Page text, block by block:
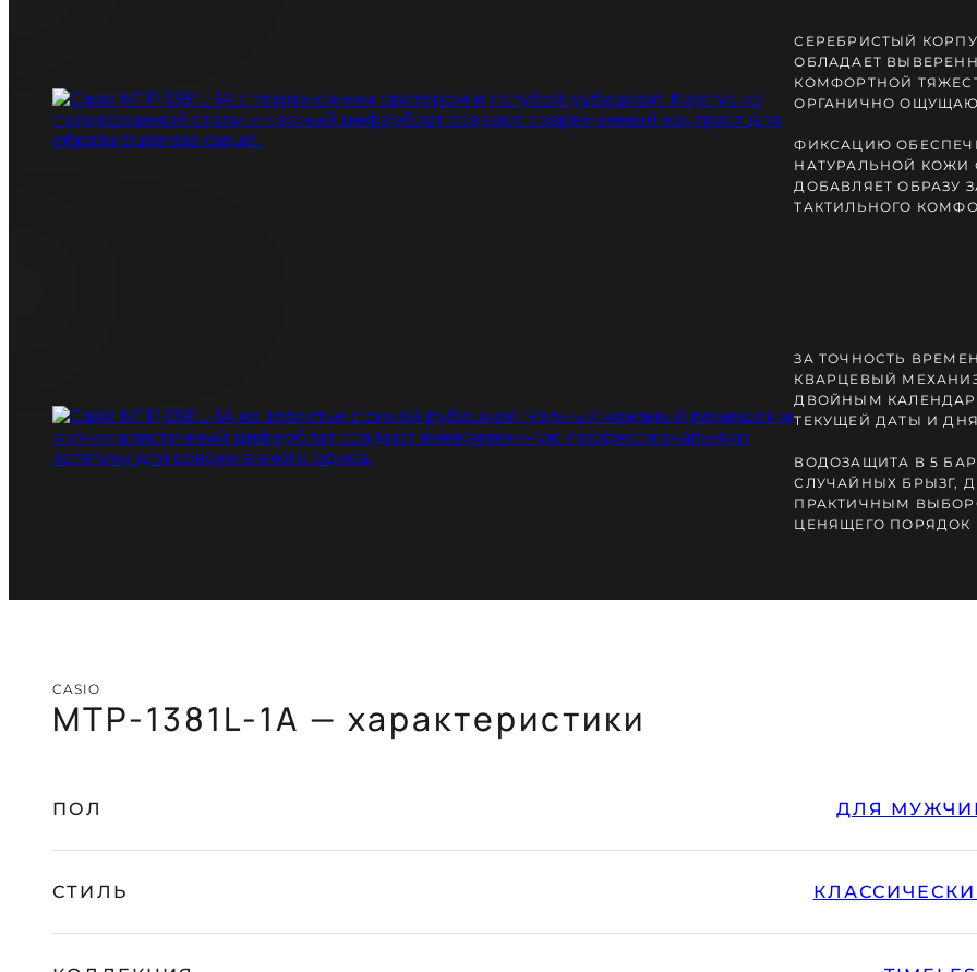
СЕРЕБРИСТЫЙ
ОБЛАДАЕТ
КОМФОРТНОЙ
ОРГАНИЧНО
ФИКСАЦИЮ
НАТУРАЛЬНОЙ КОЖИ
ДОБАВЛЯЕТ ОБРАЗУ
ТАКТИЛЬНОГО
ЗА ТОЧНОСТЬ
КВАРЦЕВЫЙ
ДВОЙНЫМ
ТЕКУЩЕЙ ДАТЫ И
ВОДОЗАЩИТА В 5
СЛУЧАЙНЫХ БРЫЗГ,
ПРАКТИЧНЫМ
ЦЕНЯЩЕГО ПОРЯДОК
CASIO
MTP-1381L-1A — характеристики
ПОЛ ДЛЯ
СТИЛЬ